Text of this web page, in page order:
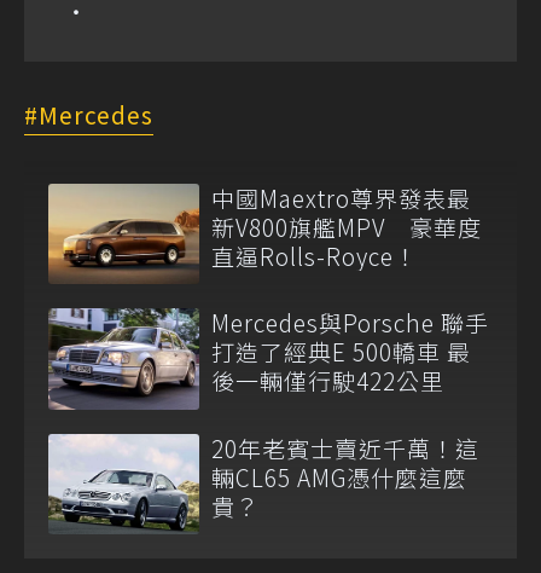
Mercedes
中國Maextro尊界發表最
新V800旗艦MPV 豪華度
直逼Rolls-Royce！
Mercedes與Porsche 聯手
打造了經典E 500轎車 最
後一輛僅行駛422公里
20年老賓士賣近千萬！這
輛CL65 AMG憑什麼這麼
貴？